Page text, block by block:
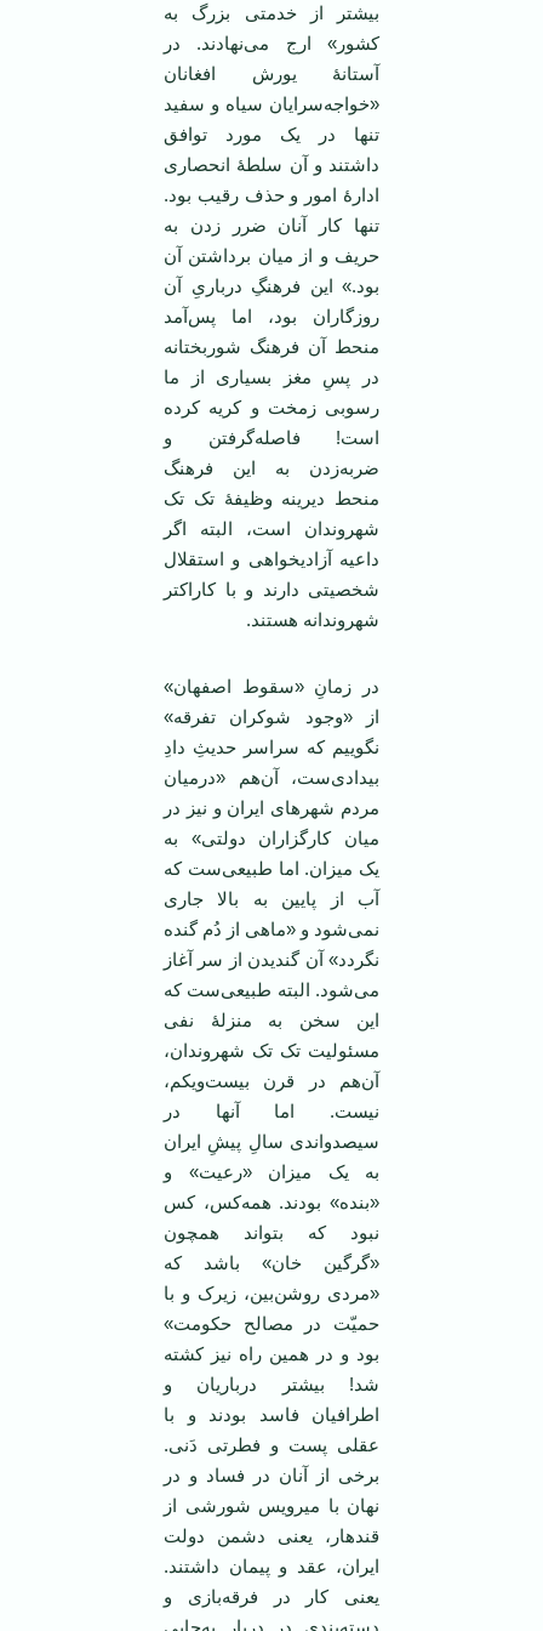
بیشتر از خدمتی بزرگ به
کشور» ارج می‌نهادند. در
آستانۀ یورش افغانان
«خواجه‌سرایان سیاه و سفید
تنها در یک مورد توافق
داشتند و آن سلطۀ انحصاری
ادارۀ امور و حذف رقیب بود.
تنها کار آنان ضرر زدن به
حریف و از میان برداشتن آن
بود.» این فرهنگِ درباریِ آن
روزگاران بود، اما پس‌آمد
منحط آن فرهنگ شوربختانه
در پسِ مغز بسیاری از ما
رسوبی زمخت و کریه کرده
است! فاصله‌گرفتن و
ضربه‌زدن به این فرهنگ
منحط دیرینه وظیفۀ تک تک
شهروندان است، البته اگر
داعیه آزادیخواهی و استقلال
شخصیتی دارند و با کاراکتر
شهروندانه هستند.
در زمانِ «سقوط اصفهان»
از «وجود شوکران تفرقه»
نگوییم که سراسر حدیثِ دادِ
بیدادی‌ست، آن‌هم «درمیان
مردم شهرهای ایران و نیز در
میان کارگزاران دولتی» به
یک میزان. اما طبیعی‌ست که
آب از پایین به بالا جاری
نمی‌شود و «ماهی از دُم گنده
نگردد» آن گندیدن از سر آغاز
می‌شود. البته طبیعی‌ست که
این سخن به منزلۀ نفی
مسئولیت تک تک شهروندان،
آن‌هم در قرن بیست‌ویکم،
نیست. اما آنها در
سیصدواندی سالِ پیشِ ایران
به یک میزان «رعیت» و
«بنده» بودند. همه‌کس، کس
نبود که بتواند همچون
«گرگین خان» باشد که
«مردی روشن‌بین، زیرک و با
حمیّت در مصالح حکومت»
بود و در همین راه نیز کشته
شد! بیشتر درباریان و
اطرافیان فاسد بودند و با
عقلی پست و فطرتی دَنی.
برخی از آنان در فساد و در
نهان با میرویس شورشی از
قندهار، یعنی دشمن دولت
ایران، عقد و پیمان داشتند.
یعنی کار در فرقه‌بازی و
دسته‌بندی در دربار به‌جایی